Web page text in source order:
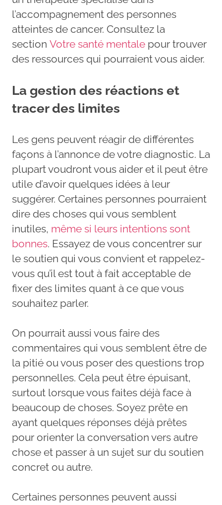
l’accompagnement des personnes
atteintes de cancer. Consultez la
section Votre santé mentale pour trouver
des ressources qui pourraient vous aider.
La gestion des réactions et
tracer des limites
Les gens peuvent réagir de différentes
façons à l’annonce de votre diagnostic. La
plupart voudront vous aider et il peut être
utile d’avoir quelques idées à leur
suggérer. Certaines personnes pourraient
dire des choses qui vous semblent
inutiles, même si leurs intentions sont
bonnes. Essayez de vous concentrer sur
le soutien qui vous convient et rappelez-
vous qu’il est tout à fait acceptable de
fixer des limites quant à ce que vous
souhaitez parler.
On pourrait aussi vous faire des
commentaires qui vous semblent être de
la pitié ou vous poser des questions trop
personnelles. Cela peut être épuisant,
surtout lorsque vous faites déjà face à
beaucoup de choses. Soyez prête en
ayant quelques réponses déjà prêtes
pour orienter la conversation vers autre
chose et passer à un sujet sur du soutien
concret ou autre.
Certaines personnes peuvent aussi